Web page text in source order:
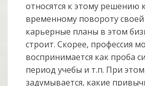
относятся к этому решению
временному повороту своей
карьерные планы в этом
строит. Скорее, профессия
воспринимается как проба
период учебы и т.п. При
задумывается, какие